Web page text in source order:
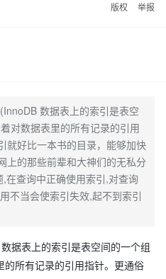
版权 举报
数据表上的索引是表空
对数据表里的所有记录的引用
就好比一本书的目录，能够加快
上的那些前辈和大神们的无私分
在查询中正确使用索引,对查询
不当会使索引失效,起不到索引
据表上的索引是表空间的一个组
的所有记录的引用指针。更通俗